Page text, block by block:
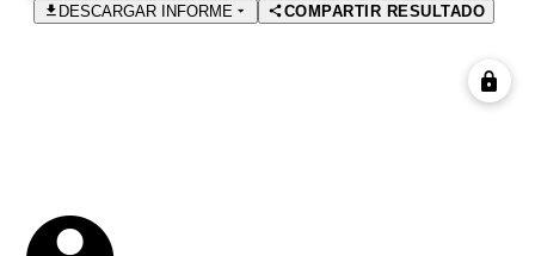
DESCARGAR INFORME
COMPARTIR RESULTADO